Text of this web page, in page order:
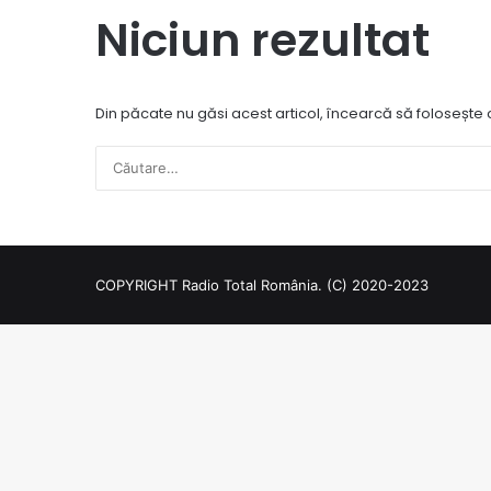
Niciun rezultat
Din păcate nu găsi acest articol, încearcă să folosește
COPYRIGHT Radio Total România. (C) 2020-2023